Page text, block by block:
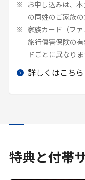
お申し込みは、
の同姓のご家族の
家族カード（ファ
旅行傷害保険の
ドごとに異なりま
詳しくはこちら
特典と付帯